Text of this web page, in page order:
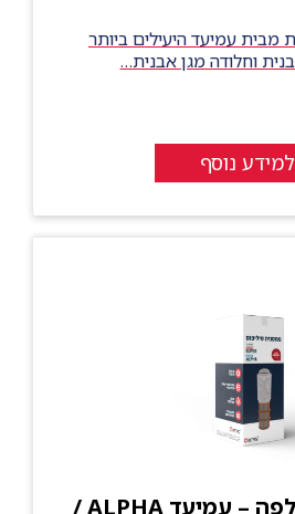
מבית עמיעד היעילים ביותר
וחלודה מגן אבנית…
למידע נוסף
מחסנית להחלפה – עמיעד ALPHA /